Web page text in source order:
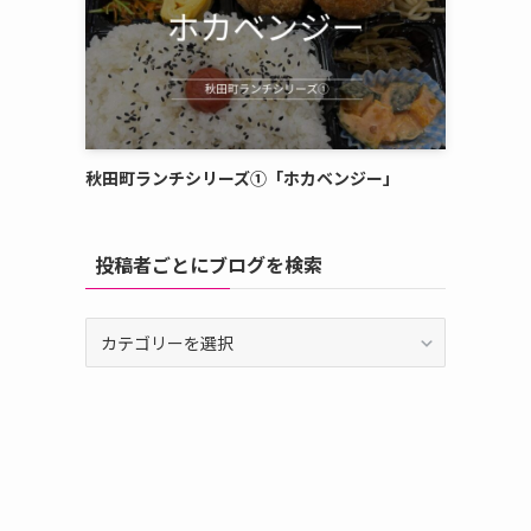
秋田町ランチシリーズ①「ホカベンジー」
投稿者ごとにブログを検索